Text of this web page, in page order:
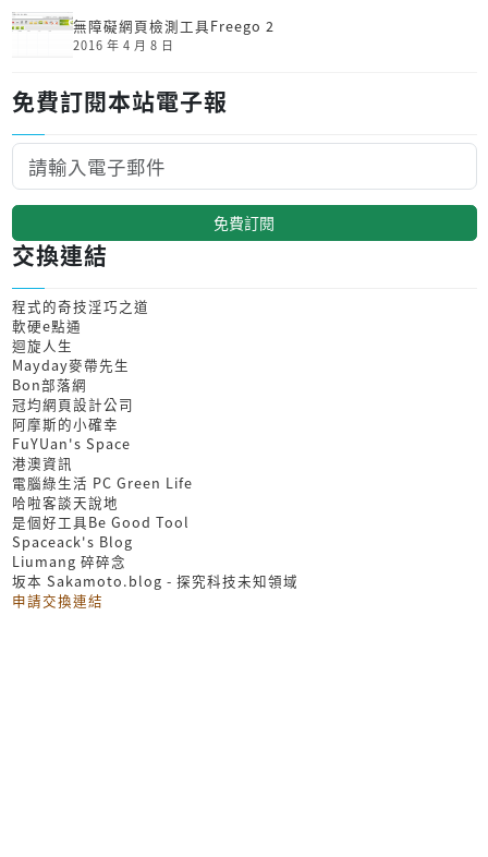
無障礙網頁檢測工具Freego 2
2016 年 4 月 8 日
免費訂閱本站電子報
免費訂閱
交換連結
程式的奇技淫巧之道
軟硬e點通
迴旋人生
Mayday麥帶先生
Bon部落網
冠均網頁設計公司
阿摩斯的小確幸
FuYUan's Space
港澳資訊
電腦綠生活 PC Green Life
哈啦客談天說地
是個好工具Be Good Tool
Spaceack's Blog
Liumang 碎碎念
坂本 Sakamoto.blog - 探究科技未知領域
申請交換連結